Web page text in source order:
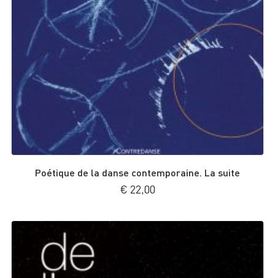
Poétique de la danse contemporaine. La suite
€ 22,00